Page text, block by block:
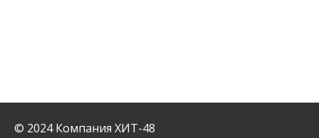
© 2024 Компания ХИТ-48